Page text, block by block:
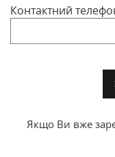
Контактний
Якщо Ви вже